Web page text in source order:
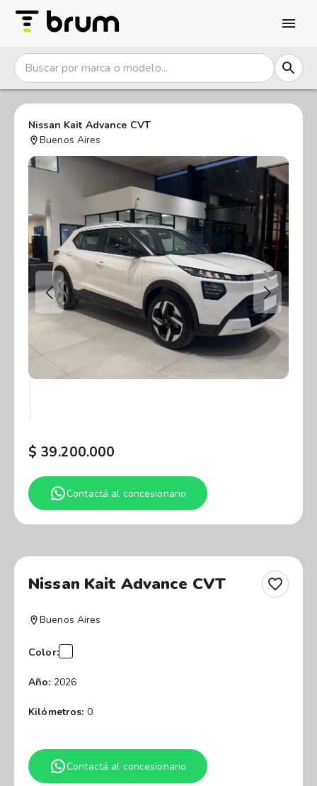
Nissan Kait Advance CVT
Buenos Aires
$ 39.200.000
Contactá al concesionario
Nissan Kait Advance CVT
Buenos Aires
Color:
Año: 2026
Kilómetros: 0
Contactá al concesionario